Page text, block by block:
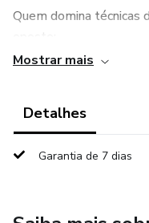
Quem domina técnicas
🧠 Neste eBook, você
linguagem, aos
usar isso para aumentar
Mostrar mais
Detalhes
Garantia de 7 dias